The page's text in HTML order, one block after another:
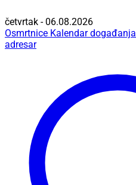
četvrtak - 06.08.2026
Osmrtnice Kalendar događanja
adresar